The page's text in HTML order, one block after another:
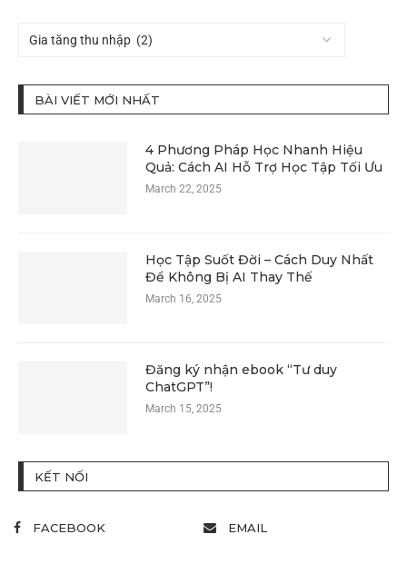
BÀI VIẾT MỚI NHẤT
4 Phương Pháp Học Nhanh Hiệu
Quả: Cách AI Hỗ Trợ Học Tập Tối Ưu
March 22, 2025
Học Tập Suốt Đời – Cách Duy Nhất
Để Không Bị AI Thay Thế
March 16, 2025
Đăng ký nhận ebook “Tư duy
ChatGPT”!
March 15, 2025
KẾT NỐI
FACEBOOK EMAIL